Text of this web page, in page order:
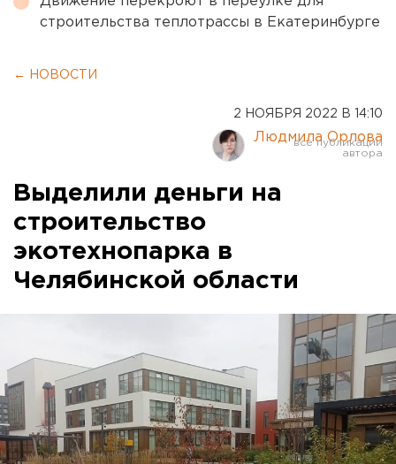
строительства теплотрассы в Екатеринбурге
← НОВОСТИ
2 НОЯБРЯ 2022 В 14:10
Людмила Орлова
Выделили деньги на
строительство
экотехнопарка в
Челябинской области